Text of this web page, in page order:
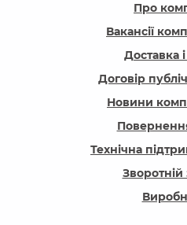
Про
Вакансії
Доставка
Договір
Новини
Технічна
Зворотній